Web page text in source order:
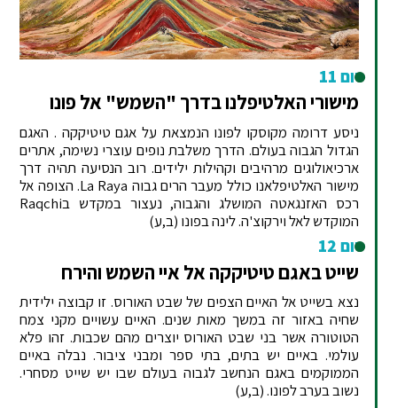
יום 11
מישורי האלטיפלנו בדרך "השמש" אל פונו
ניסע דרומה מקוסקו לפונו הנמצאת על אגם טיטיקקה . האגם
הגדול הגבוה בעולם. הדרך משלבת נופים עוצרי נשימה, אתרים
ארכיאולוגים מרהיבים וקהילות ילידים. רוב הנסיעה תהיה דרך
מישור האלטיפלאנו כולל מעבר הרים גבוה La Raya. הצופה אל
רכס האזנגאטה המושלג והגבוה, נעצור במקדש בRaqchi
המוקדש לאל וירקוצ'ה. לינה בפונו (ב,ע)
יום 12
שייט באגם טיטיקקה אל איי השמש והירח
נצא בשייט אל האיים הצפים של שבט האורוס. זו קבוצה ילידית
שחיה באזור זה במשך מאות שנים. האיים עשויים מקני צמח
הטוטורה אשר בני שבט האורוס יוצרים מהם שכבות. זהו פלא
עולמי. באיים יש בתים, בתי ספר ומבני ציבור. נבלה באיים
הממוקמים באגם הנחשב לגבוה בעולם שבו יש שייט מסחרי.
נשוב בערב לפונו. (ב,ע)